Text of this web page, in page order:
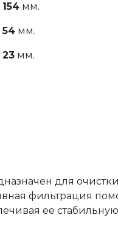
154 мм.
54 мм.
23 мм.
для
фильтрация
ее